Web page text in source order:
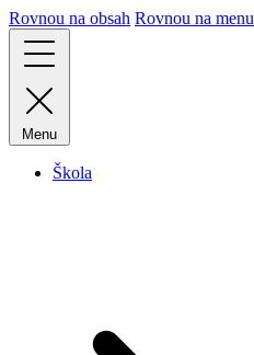
Rovnou na obsah Rovnou na menu
Menu
Škola